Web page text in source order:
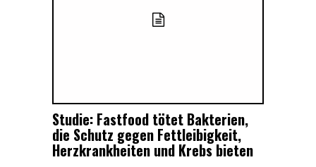
Studie: Fastfood tötet Bakterien,
die Schutz gegen Fettleibigkeit,
Herzkrankheiten und Krebs bieten